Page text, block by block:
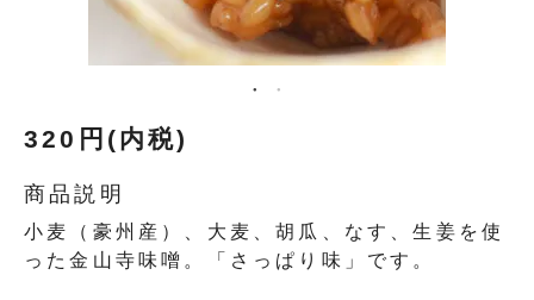
320円(内税)
商品説明
小麦（豪州産）、大麦、胡瓜、なす、生姜を使
った金山寺味噌。「さっぱり味」です。